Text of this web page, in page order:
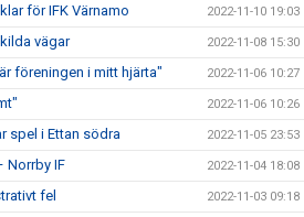
för IFK Värnamo 2022-11-10 19:03
vägar 2022-11-08 15:30
föreningen i mitt hjärta" 2022-11-06 10:27
2022-11-06 10:26
spel i Ettan södra 2022-11-05 23:53
Norrby IF 2022-11-04 18:08
fel 2022-11-03 09:18